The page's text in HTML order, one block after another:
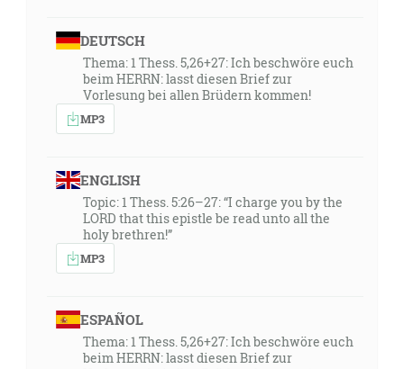
DEUTSCH
Thema: 1 Thess. 5,26+27: Ich beschwöre euch
beim HERRN: lasst diesen Brief zur
Vorlesung bei allen Brüdern kommen!
MP3
ENGLISH
Topic: 1 Thess. 5:26–27: “I charge you by the
LORD that this epistle be read unto all the
holy brethren!”
MP3
ESPAÑOL
Thema: 1 Thess. 5,26+27: Ich beschwöre euch
beim HERRN: lasst diesen Brief zur